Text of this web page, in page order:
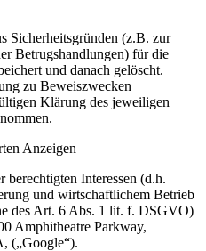
Sicherheitsgründen (z.B. zur
Betrugshandlungen) für die
und danach gelöscht.
zu Beweiszwecken
Klärung des jeweiligen
Anzeigen
berechtigten Interessen (d.h.
und wirtschaftlichem Betrieb
des Art. 6 Abs. 1 lit. f. DSGVO)
Amphitheatre Parkway,
(„Google“).